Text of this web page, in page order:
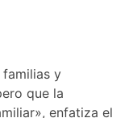
familias y
que la
enfatiza el